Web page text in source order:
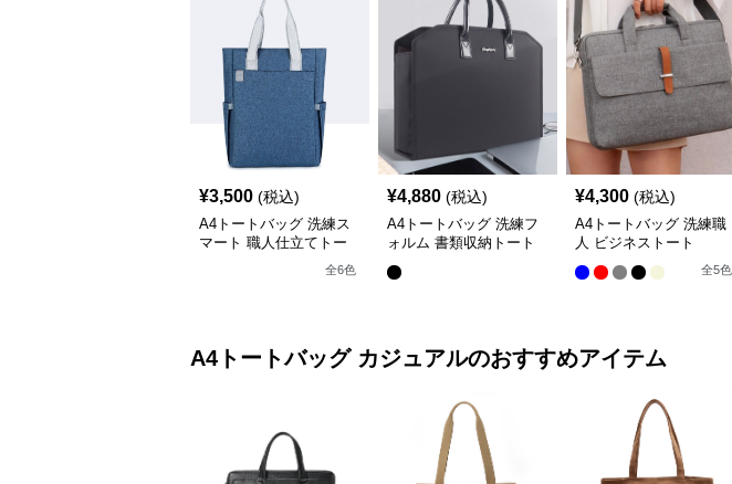
¥3,500 (税込)
A4トートバッグ 洗練ス
マート 職人仕立てトー
全6色
¥4,880 (税込)
A4トートバッグ 洗練フ
ォルム 書類収納トート
¥4,300 (税込)
A4トートバッグ 洗練職
人 ビジネストート
全5色
A4トートバッグ カジュアルのおすすめアイテム